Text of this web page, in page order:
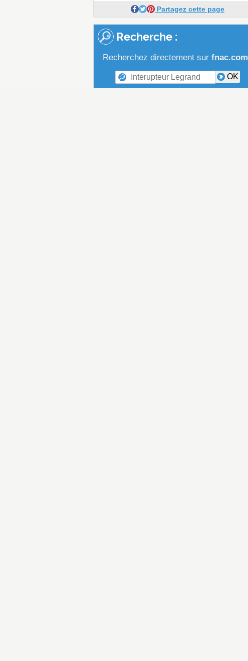
Partagez cette page
Recherche :
Recherchez directement sur fnac.com
OK